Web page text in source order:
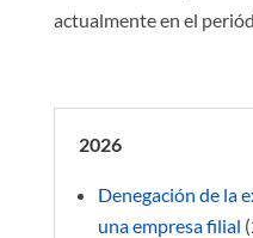
actualmente en el
2026
Denegación de la
una empresa filial